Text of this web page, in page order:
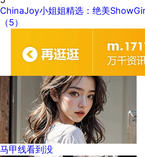
ChinaJoy小姐姐精选：绝美
（5）
马甲线看到没